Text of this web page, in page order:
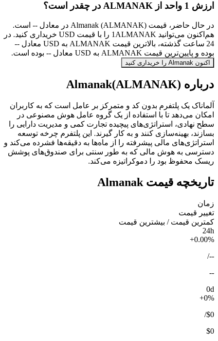
ارزش 1 واحد از ALMANAK در چقدر است؟
در حال حاضر، قیمت Almanak (ALMANAK) در معادل -- است.
هم‌اکنون می‌توانید 1ALMANAK را با قیمت USD خریداری کنید. در
24 ساعت گذشته، بالاترین قیمت ALMANAK به USD معادل --
بوده و پایین‌ترین قیمت ALMANAK به USD معادل -- بوده است.
اکنون Almanak را خریداری کنید
درباره Almanak(ALMANAK)
آلماناک یک پلتفرم بدون کد و متمرکز بر عامل است که به کاربران
امکان می‌دهد تا با استفاده از یک گروه عامل هوش مصنوعی در
سطح نهادی، استراتژی‌های پیچیده تجارت کمی و مدیریت دارایی را
بسازند، بهینه‌سازی کنند و به کار گیرند. این پلتفرم چرخه توسعه
استراتژی‌های مالی پیشرفته را از ماه‌ها به دقیقه‌ها فشرده می‌کند و
دسترسی به هوش مالی که به طور سنتی برای صندوق‌های پوشش
ریسک محفوظ بود را دموکراتیزه می‌کند.
تاریخچه قیمت Almanak
زمان
تغییر قیمت
کمترین قیمت / بیشترین قیمت
24h
+0.00%
--
/
--
0d
+0%
$0
/
$0